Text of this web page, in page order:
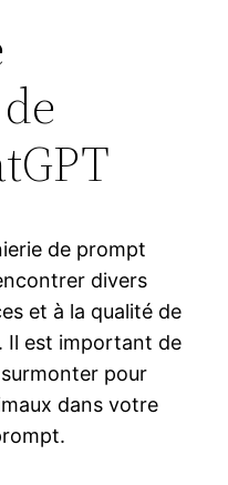
de prompt
divers
et à la qualité de
Il est important de
pour
dans votre